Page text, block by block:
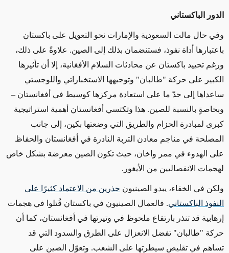
الدور الباكستاني
وفي حال مالت السعودية والإمارات نحو التعويل على باكستان
باعتبارها أداة نفوذ، فستنضمان بذلك إلى الصين. علاوةً على ذلك،
ورغم تحييد باكستان عن محادثات السلام الأفغانية، إلا أن تأثيرها
الكبير على حركة "طالبان" وتوجيهها الاستخباراتي واللوجستي
ساعداها إلى حدّ ما على استعادة مركزها كوسيط في أفغانستان –
وبخاصةٍ بالنسبة للصين. هذا وتكتسي أفغانستان أهمية استراتيجية
كبرى لمبادرة الحزام والطريق التي وضعتها بكين، إلى جانب
المصلحة في مناجم معادن التربة النادرة في أفغانستان والحفاظ
على الهدوء في ممر واخان، حيث تكون الصين معرضة بشكل خاص
لهجمات الانفصاليين من الأيغور.
ولكن في الخفاء، يبدو الصينيون حذرين من الاعتماد كثيرًا على
النفوذ الباكستاني. فالعمال الصينيون في باكستان قُتلوا في هجمات
إرهابية قد تنذر بارتفاع ملحوظ في وتيرتها في أفغانستان، كما أن
حركة "طالبان" تفضل الانعزال على الطرق والسدود التي قد
تساهم في تقليص سيطرتها على الشعب. وتعوّل الصين على